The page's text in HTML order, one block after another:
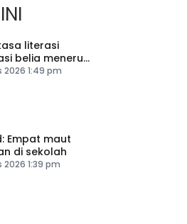
literasi
belia menerusi
Demokrasi
2026 1:49 pm
Empat maut
di sekolah
2026 1:39 pm